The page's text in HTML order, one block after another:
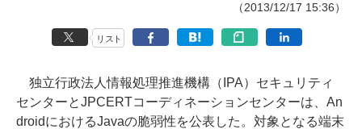
（2013/12/17 15:36）
リスト
独立行政法人情報処理推進機構（IPA）セキュリティ
センターとJPCERTコーディネーションセンターは、An
droidにおけるJavaの脆弱性を公表した。対象となる端末